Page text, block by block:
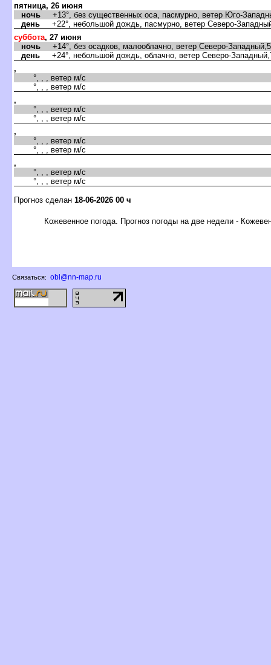
пятница, 26 июня
ночь +13°, без существенных оса, пасмурно, ветер Юго-
день +22°, небольшой дождь, пасмурно, ветер Северо-
суббота, 27 июня
ночь +14°, без осадков, малооблачно, ветер Северо-
день +24°, небольшой дождь, облачно, ветер Северо-
,
°, , , ветер м/с
°, , , ветер м/с
,
°, , , ветер м/с
°, , , ветер м/с
,
°, , , ветер м/с
°, , , ветер м/с
,
°, , , ветер м/с
°, , , ветер м/с
Прогноз сделан 18-06-2026 00 ч
Кожевенное погода. Прогноз погоды на две недели -
Связаться: obl@nn-map.ru